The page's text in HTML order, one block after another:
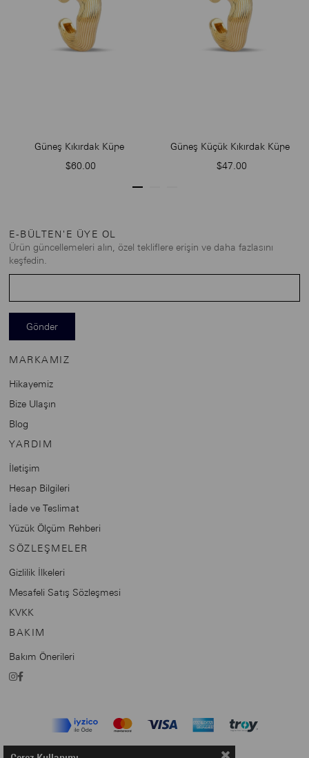
Güneş Kıkırdak Küpe
$60.00
Güneş Küçük Kıkırdak Küpe
$47.00
E-BÜLTEN'E ÜYE OL
Ürün güncellemeleri alın, özel tekliflere erişin ve daha fazlasını
keşfedin.
Gönder
MARKAMIZ
Hikayemiz
Bize Ulaşın
Blog
YARDIM
İletişim
Hesap Bilgileri
İade ve Teslimat
Yüzük Ölçüm Rehberi
SÖZLEŞMELER
Gizlilik İlkeleri
Mesafeli Satış Sözleşmesi
KVKK
BAKIM
Bakım Önerileri